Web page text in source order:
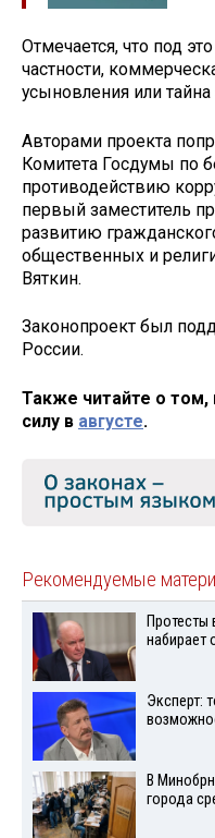
Отмечается, что под
частности,
усыновления или
Авторами проекта
Комитета Госдумы по
противодействию
первый заместитель
развитию
общественных и
Вяткин.
Законопроект был
России.
Также читайте о том,
силу в августе.
Рекомендуемые
Протесты
набирает
Эксперт:
В
города